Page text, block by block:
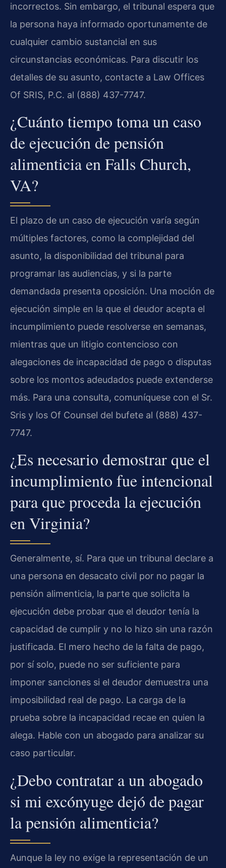
incorrectos. Sin embargo, el tribunal espera que
la persona haya informado oportunamente de
cualquier cambio sustancial en sus
circunstancias económicas. Para discutir los
detalles de su asunto, contacte a Law Offices
Of SRIS, P.C. al (888) 437-7747.
¿Cuánto tiempo toma un caso
de ejecución de pensión
alimenticia en Falls Church,
VA?
El plazo de un caso de ejecución varía según
múltiples factores, como la complejidad del
asunto, la disponibilidad del tribunal para
programar las audiencias, y si la parte
demandada presenta oposición. Una moción de
ejecución simple en la que el deudor acepta el
incumplimiento puede resolverse en semanas,
mientras que un litigio contencioso con
alegaciones de incapacidad de pago o disputas
sobre los montos adeudados puede extenderse
más. Para una consulta, comuníquese con el Sr.
Sris y los Of Counsel del bufete al (888) 437-
7747.
¿Es necesario demostrar que el
incumplimiento fue intencional
para que proceda la ejecución
en Virginia?
Generalmente, sí. Para que un tribunal declare a
una persona en desacato civil por no pagar la
pensión alimenticia, la parte que solicita la
ejecución debe probar que el deudor tenía la
capacidad de cumplir y no lo hizo sin una razón
justificada. El mero hecho de la falta de pago,
por sí solo, puede no ser suficiente para
imponer sanciones si el deudor demuestra una
imposibilidad real de pago. La carga de la
prueba sobre la incapacidad recae en quien la
alega. Hable con un abogado para analizar su
caso particular.
¿Debo contratar a un abogado
si mi excónyuge dejó de pagar
la pensión alimenticia?
Aunque la ley no exige la representación de un